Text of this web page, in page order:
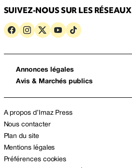
SUIVEZ-NOUS SUR LES RÉSEAUX
Annonces légales
Avis & Marchés publics
A propos d’Imaz Press
Nous contacter
Plan du site
Mentions légales
Préférences cookies